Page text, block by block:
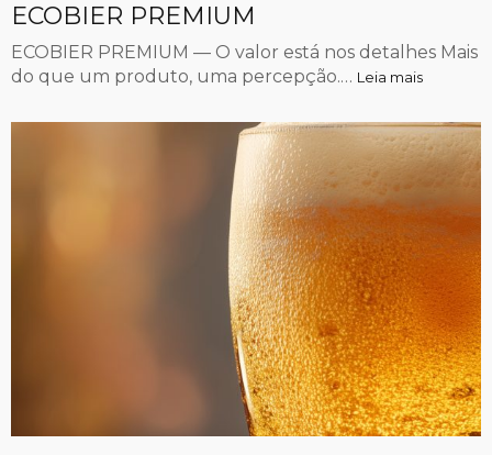
ECOBIER PREMIUM
ECOBIER PREMIUM — O valor está nos detalhes Mais
do que um produto, uma percepção.… Leia mais